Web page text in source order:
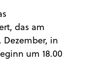
das am
Dezember, in
um 18.00